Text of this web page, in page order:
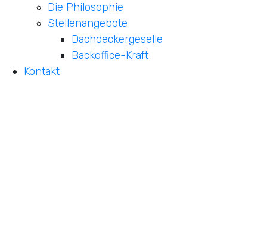
Die Philosophie
Stellenangebote
Dachdeckergeselle
Backoffice-Kraft
Kontakt